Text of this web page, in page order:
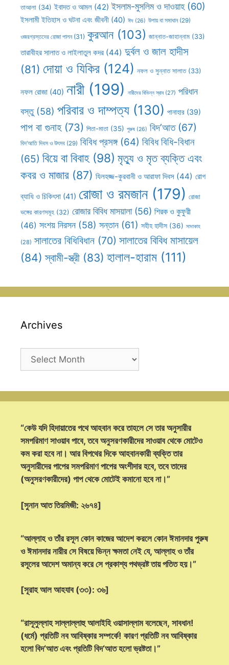
তাআলা (34) ইবাদত ও আমল (42) ইসলাম-মুসলিম ও দাওয়াহ(60)
ইসলামী ইতিহাস ও ঘটনা এবং জীবনী (40) ঈদ (26) উপায় বা সমাধান(29)
ওজরগ্রস্তদের রোজা পালন(31) কুরআন(103) জান্নাত-জাহান্নাম (33)
তারাবীহর সালাত ও লাইলাতুল কদর (44) দুর্বল ও জাল হাদীস
(81) দোয়া ও যিকির (124) নফল ও সুন্নাত সালাত(33)
নফল রোজা (40) নারী(199) নারীদের বিভিন্ন স্রাব(27) পরিধান
বস্তু(58) পরিবার ও দাম্পত্য (130) পানাহার (39)
পাপ বা গুনাহ(73) পিতা-মাতা (35) পুরুষ (26) বিদ’আত(67)
বিদ’আতি দিবস ও উৎসব (29) বিবিধ প্রসঙ্গ(64) বিবিধ বিধি-বিধান
(65) বিয়ে বা বিবাহ (98) মৃত্যু ও মৃত ব্যক্তি এবং
কবর ও মাজার (87) যিলহজ্জ-কুরবানী ও আরাফা দিবস (44) রোগ
ব্যাধি ও চিকিৎসা (41) রোজা ও রমজান(179) রোজা
ভঙ্গের কারণসমূহ (32) রোজার বিবিধ মাসয়ালা(56) শিরক ও কুফুরী
(46) সংশয় নিরসন (58) সন্তান (61) সহীহ হাদীস (36) সাদাকাহ
(28) সালাতের বিধিবিধান (70) সালাতের বিবিধ মাসায়েল
(84) স্বামী-স্ত্রী (83) হালাল-হারাম (111)
Archives
Archives
“কেউ যদি হিদায়াতের পথে আহবান করে তাহলে সে তার অনুসারীর
সমপরিমাণ সাওয়াব পাবে, তবে অনুসরণকারীদের সাওয়াব থেকে মোটেও
কম করা হবে না। আর বিপথের দিকে আহবানকারী ব্যক্তি তার
অনুসারীদের পাপের সমপরিমাণ পাপের অংশীদার হবে, তবে তাদের
(অনুসরণকারীদের) পাপ থেকে মোটেই কমানো হবে না।”
[সুনান আত তিরমিজী: ২৬৭৪]
“আল্লাহ ও তাঁর রসূল কোন কাজের আদেশ করলে কোন ঈমানদার পুরুষ
ও ঈমানদার নারীর সে বিষয়ে ভিন্ন ক্ষমতা নেই যে, আল্লাহ ও তাঁর
রসূলের আদেশ অমান্য করে সে প্রকাশ্য পথভ্রষ্ট তায় পতিত হয়।”
[সূরাহ আল আহযাব (৩৩): ৩৬]
“রাসূলুল্লাহ সাল্লাল্লাহু আলাইহি ওয়াসাল্লাম বলেছেন, সাবধান!
(ধর্মে) প্রতিটি নব আবিষ্কার সম্পর্কে! কারণ প্রতিটি নব আবিষ্কার
হলো বিদ‘আত এবং প্রতিটি বিদ‘আত হলো ভ্রষ্টতা।”